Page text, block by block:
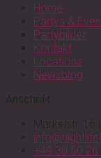
Home
Partys &
Partybilder
Kontakt
Locations
Newsblog
+49 30 60